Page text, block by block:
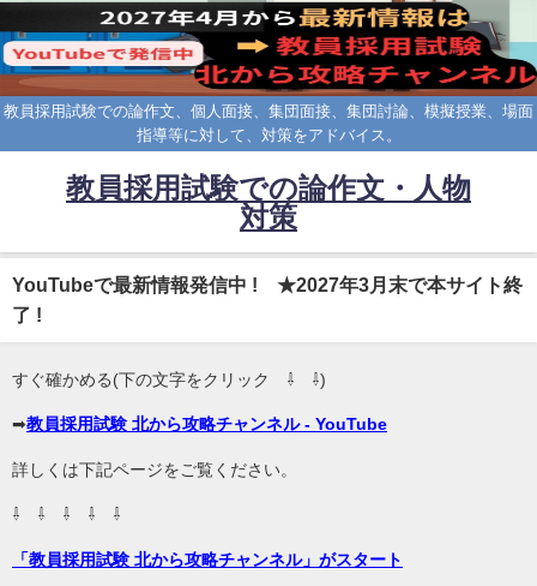
教員採用試験での論作文、個人面接、集団面接、集団討論、模擬授業、場面
指導等に対して、対策をアドバイス。
教員採用試験での論作文・人物
対策
YouTubeで最新情報発信中 ! ★2027年3月末で本サイト終
了 !
すぐ確かめる(下の文字をクリック ⇩ ⇩)
➡教員採用試験 北から攻略チャンネル - YouTube
詳しくは下記ページをご覧ください。
⇩ ⇩ ⇩ ⇩ ⇩
「教員採用試験 北から攻略チャンネル」がスタート